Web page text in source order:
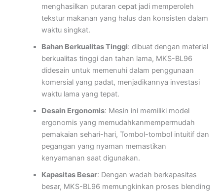
menghasilkan putaran cepat jadi memperoleh
tekstur makanan yang halus dan konsisten dalam
waktu singkat.
Bahan Berkualitas Tinggi: dibuat dengan material
berkualitas tinggi dan tahan lama, MKS-BL96
didesain untuk memenuhi dalam penggunaan
komersial yang padat, menjadikannya investasi
waktu lama yang tepat.
Desain Ergonomis: Mesin ini memiliki model
ergonomis yang memudahkanmempermudah
pemakaian sehari-hari, Tombol-tombol intuitif dan
pegangan yang nyaman memastikan
kenyamanan saat digunakan.
Kapasitas Besar: Dengan wadah berkapasitas
besar, MKS-BL96 memungkinkan proses blending